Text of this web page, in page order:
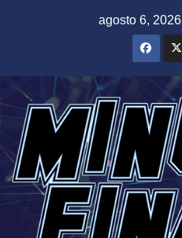
agosto 6, 2026